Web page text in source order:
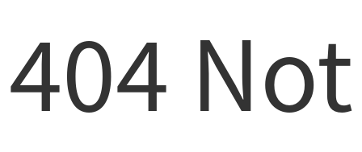
404 Not